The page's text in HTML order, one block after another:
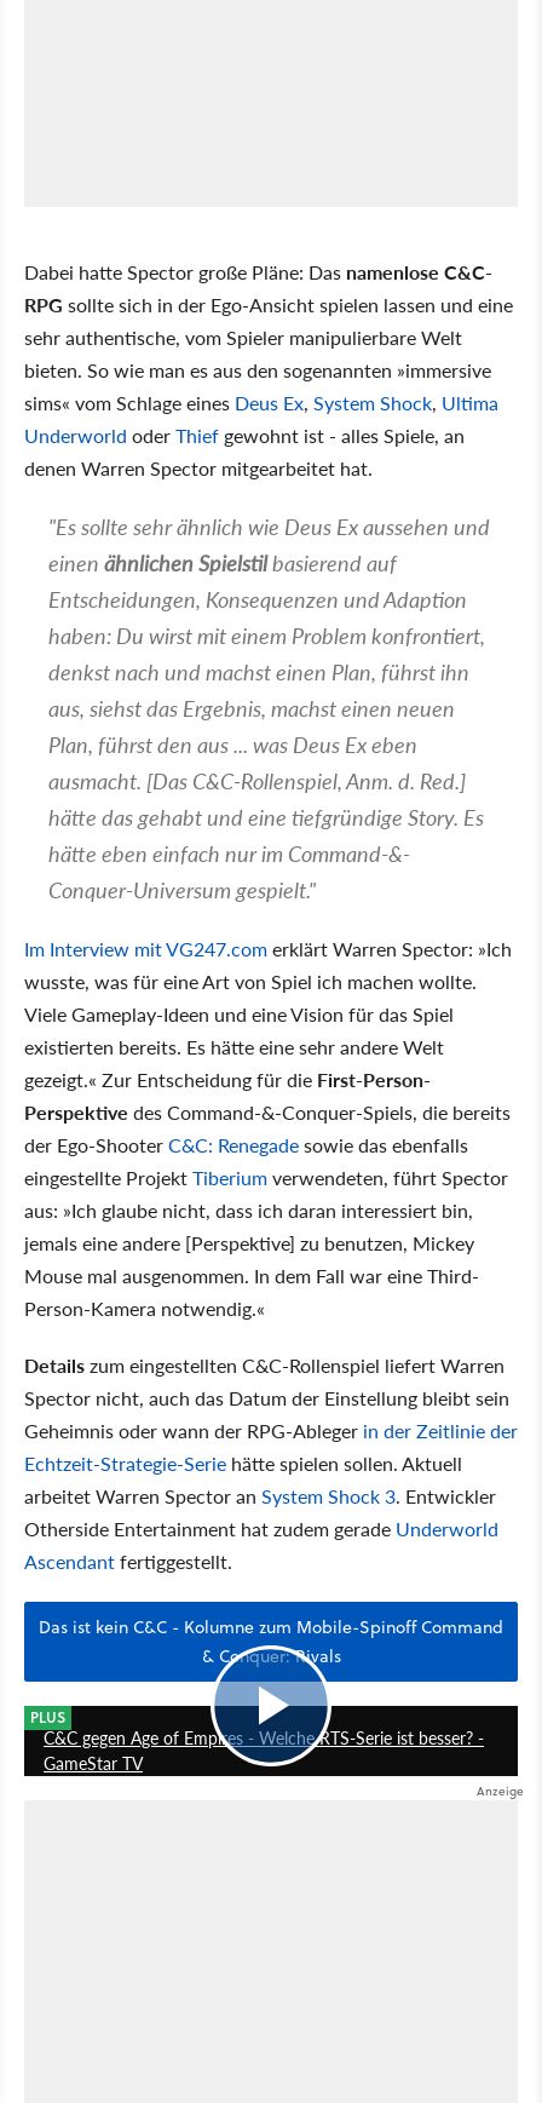
Dabei hatte Spector große Pläne: Das namenlose C&C-
RPG sollte sich in der Ego-Ansicht spielen lassen und eine
sehr authentische, vom Spieler manipulierbare Welt
bieten. So wie man es aus den sogenannten »immersive
sims« vom Schlage eines Deus Ex, System Shock, Ultima
Underworld oderThief gewohnt ist - alles Spiele, an
denen Warren Spector mitgearbeitet hat.
"Es sollte sehr ähnlich wie Deus Ex aussehen und
einen ähnlichen Spielstilbasierend auf
Entscheidungen, Konsequenzen und Adaption
haben: Du wirst mit einem Problem konfrontiert,
denkst nach und machst einen Plan, führst ihn
aus, siehst das Ergebnis, machst einen neuen
Plan, führst den aus ... was Deus Ex eben
ausmacht. [Das C&C-Rollenspiel, Anm. d. Red.]
hätte das gehabt und eine tiefgründige Story. Es
hätte eben einfach nur im Command-&-
Conquer-Universum gespielt."
Im Interview mit VG247.comerklärt Warren Spector: »Ich
wusste, was für eine Art von Spiel ich machen wollte.
Viele Gameplay-Ideen und eine Vision für das Spiel
existierten bereits. Es hätte eine sehr andere Welt
gezeigt.« Zur Entscheidung für die First-Person-
Perspektive des Command-&-Conquer-Spiels, die bereits
der Ego-ShooterC&C: Renegadesowie das ebenfalls
eingestellte ProjektTiberiumverwendeten, führt Spector
aus: »Ich glaube nicht, dass ich daran interessiert bin,
jemals eine andere [Perspektive] zu benutzen, Mickey
Mouse mal ausgenommen. In dem Fall war eine Third-
Person-Kamera notwendig.«
Detailszum eingestellten C&C-Rollenspiel liefert Warren
Spector nicht, auch das Datum der Einstellung bleibt sein
Geheimnis oder wann der RPG-Ableger in der Zeitlinie der
Echtzeit-Strategie-Serie hätte spielen sollen. Aktuell
arbeitet Warren Spector an System Shock 3. Entwickler
Otherside Entertainment hat zudem gerade Underworld
Ascendantfertiggestellt.
Das ist kein C&C - Kolumne zum Mobile-Spinoff Command
& Conquer: Rivals
PLUS
22:39
C&C gegen Age of Empires - Welche RTS-Serie ist besser? -
GameStar TV